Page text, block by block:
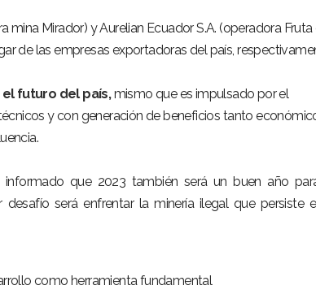
mina Mirador) y Aurelian Ecuador S.A. (operadora Fruta
de las empresas exportadoras del país,
futuro del país,mismo que es impulsado por el
y con generación de beneficios tanto
informado que 2023 también será un buen año
será enfrentar la minería ilegal que persiste
como herramienta fundamental